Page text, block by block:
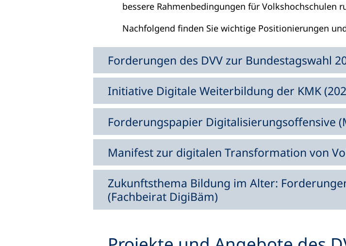
bessere Rahmenbedingungen für Volkshochschulen
Nachfolgend finden Sie wichtige Positionierungen
Forderungen des DVV zur Bundestagswahl
Initiative Digitale Weiterbildung der KMK
Forderungspapier Digitalisierungsoffensive
Manifest zur digitalen Transformation von
Zukunftsthema Bildung im Alter:
(Fachbeirat DigiBäm)